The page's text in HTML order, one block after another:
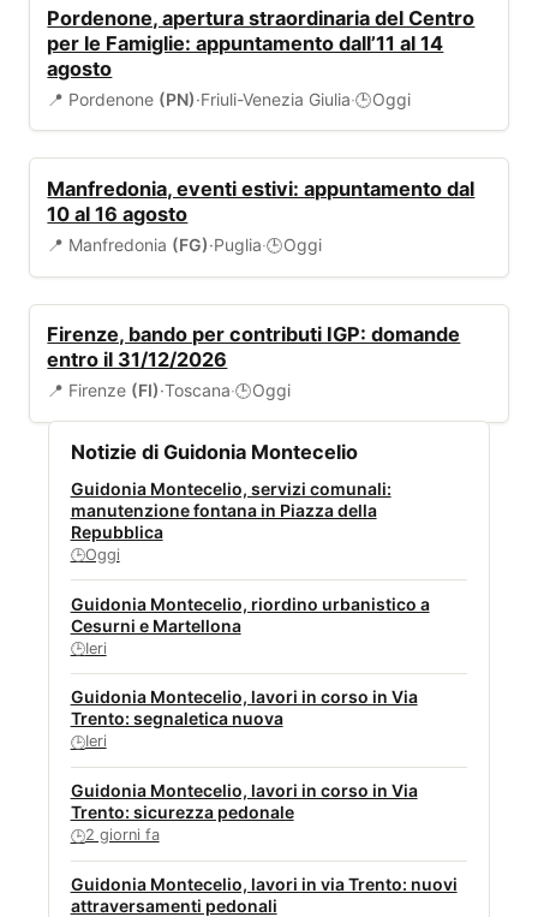
Pordenone, apertura straordinaria del Centro
per le Famiglie: appuntamento dall’11 al 14
agosto
📍 Pordenone (PN)·Friuli-Venezia Giulia·🕒Oggi
Manfredonia, eventi estivi: appuntamento dal
10 al 16 agosto
📍 Manfredonia (FG)·Puglia·🕒Oggi
Firenze, bando per contributi IGP: domande
entro il 31/12/2026
📍 Firenze (FI)·Toscana·🕒Oggi
Notizie di Guidonia Montecelio
Guidonia Montecelio, servizi comunali:
manutenzione fontana in Piazza della
Repubblica
🕒Oggi
Guidonia Montecelio, riordino urbanistico a
Cesurni e Martellona
🕒Ieri
Guidonia Montecelio, lavori in corso in Via
Trento: segnaletica nuova
🕒Ieri
Guidonia Montecelio, lavori in corso in Via
Trento: sicurezza pedonale
🕒2 giorni fa
Guidonia Montecelio, lavori in via Trento: nuovi
attraversamenti pedonali